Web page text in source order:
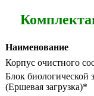
Наименование
Корпус очистного
Блок биологической
(Ершевая загрузка)*